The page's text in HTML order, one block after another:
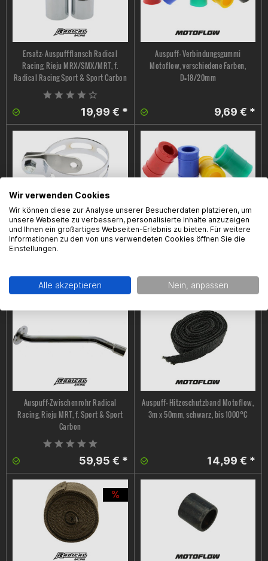
Ersatz- Auspuffflansch Radical
Racing, Rieju MRX/SMX/MRT, f.
Radical Racing Sport & Sport Carbon
19,99 € *
Auspuff- Verbindungsgummi
Motoflow, verschiedene Farben,
D=18/20mm
9,69 € *
Montagesatz Radical Racing, f. Sport
& Sport Carbon Auspuffanlagen,
universal
13,95 € *
Auspuff- Verbindungsgummi
Motoflow, verschiedene Farben,
9,69 € *
Auspuff-Zwischenrohr Radical
Racing, Rieju MRT, f. Sport & Sport
Carbon
59,95 € *
Auspuff- Hitzeschutzband Motoflow,
3m x 50mm, schwarz, bis 1000°C
14,99 € *
Wir verwenden Cookies
Wir können diese zur Analyse unserer Besucherdaten platzieren, um
unsere Webseite zu verbessern, personalisierte Inhalte anzuzeigen
und Ihnen ein großartiges Webseiten-Erlebnis zu bieten. Für weitere
Informationen zu den von uns verwendeten Cookies öffnen Sie die
Einstellungen.
Alle akzeptieren Nein, anpassen